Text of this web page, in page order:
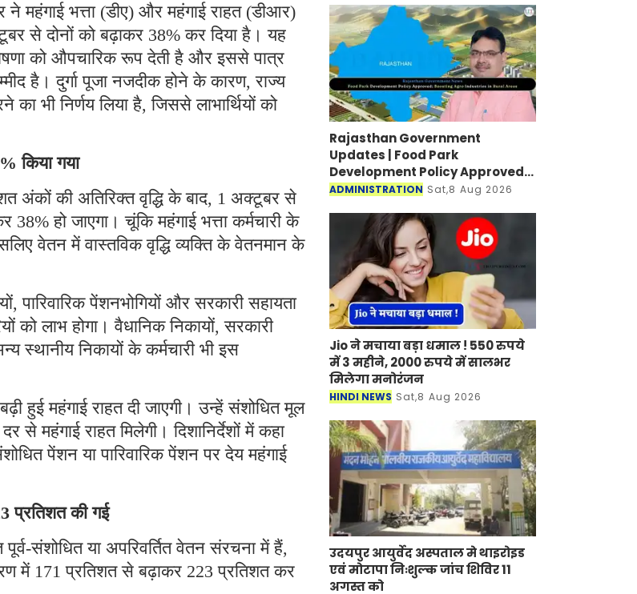
ने महंगाई भत्ता (डीए) और महंगाई राहत (डीआर)
से दोनों को बढ़ाकर 38% कर दिया है। यह
को औपचारिक रूप देती है और इससे पात्र
है। दुर्गा पूजा नजदीक होने के कारण, राज्य
भी निर्णय लिया है, जिससे लाभार्थियों को
किया गया
अंकों की अतिरिक्त वृद्धि के बाद, 1 अक्टूबर से
हो जाएगा। चूंकि महंगाई भत्ता कर्मचारी के
वेतन में वास्तविक वृद्धि व्यक्ति के वेतनमान के
पारिवारिक पेंशनभोगियों और सरकारी सहायता
को लाभ होगा। वैधानिक निकायों, सरकारी
स्थानीय निकायों के कर्मचारी भी इस
हुई महंगाई राहत दी जाएगी। उन्हें संशोधित मूल
से महंगाई राहत मिलेगी। दिशानिर्देशों में कहा
पेंशन या पारिवारिक पेंशन पर देय महंगाई
प्रतिशत की गई
संशोधित या अपरिवर्तित वेतन संरचना में हैं,
में 171 प्रतिशत से बढ़ाकर 223 प्रतिशत कर
Rajasthan Government
Updates | Food Park
Development Policy Approved;
Boosting Agro Industries in
ADMINISTRATION Sat,8 Aug 2026
Jio ने मचाया बड़ा धमाल ! 550 रुपये
में 3 महीने, 2000 रुपये में सालभर
मिलेगा मनोरंजन
HINDI NEWS Sat,8 Aug 2026
उदयपुर आयुर्वेद अस्पताल मे थाइरोइड
एवं मोटापा निःशुल्क जांच शिविर 11
अगस्त को